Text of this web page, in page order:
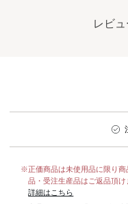
レビュ
※正価商品は未使用品に限り商
品・受注生産品はご返品頂け
詳細はこちら